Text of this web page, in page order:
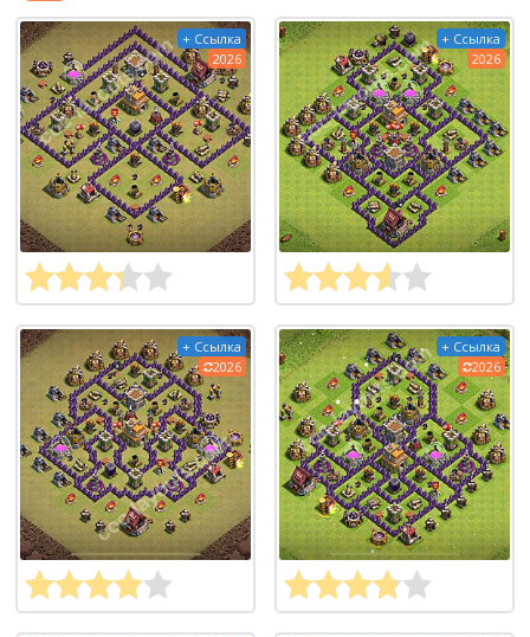
+ Ссылка
2026
+ Ссылка
2026
+ Ссылка
2026
+ Ссылка
2026